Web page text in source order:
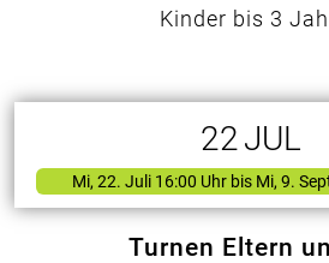
Kinder bis 3
22JUL
Mi, 22. Juli 16:00 Uhr bis Mi, 9.
Turnen Eltern